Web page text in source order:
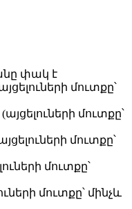
փակ է
մուտքը՝
(այցելուների մուտքը՝
մուտքը՝
մուտքը՝
մուտքը՝ մինչև